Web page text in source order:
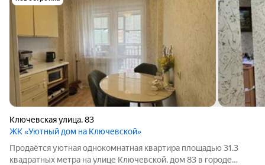
Ключевская улица,83
ЖК «Уютный дом на Ключевской»
Продаётся уютная однокомнатная квартира площадью 31.3
квадратных метра на улице Ключевской, дом 83 в городе